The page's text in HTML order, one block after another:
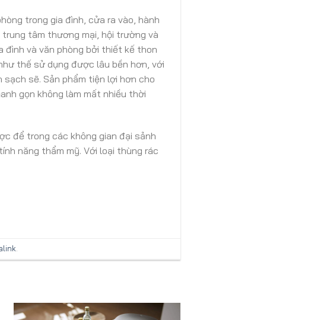
trong gia đình, cửa ra vào, hành
tâm thương mại, hội trường và
đình và văn phòng bởi thiết kế thon
thế sử dụng được lâu bền hơn, với
sẽ. Sản phẩm tiện lợi hơn cho
gọn không làm mất nhiều thời
để trong các không gian đại sảnh
năng thẩm mỹ. Với loại thùng rác
.